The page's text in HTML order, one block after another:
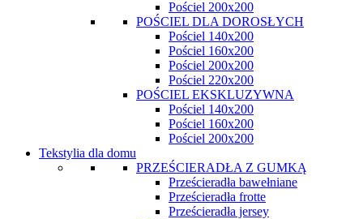
Pościel 200x200
POŚCIEL DLA DOROSŁYCH
Pościel 140x200
Pościel 160x200
Pościel 200x200
Pościel 220x200
POŚCIEL EKSKLUZYWNA
Pościel 140x200
Pościel 160x200
Pościel 200x200
Tekstylia dla domu
PRZEŚCIERADŁA Z GUMKĄ
Prześcieradła bawełniane
Prześcieradła frotte
Prześcieradła jersey